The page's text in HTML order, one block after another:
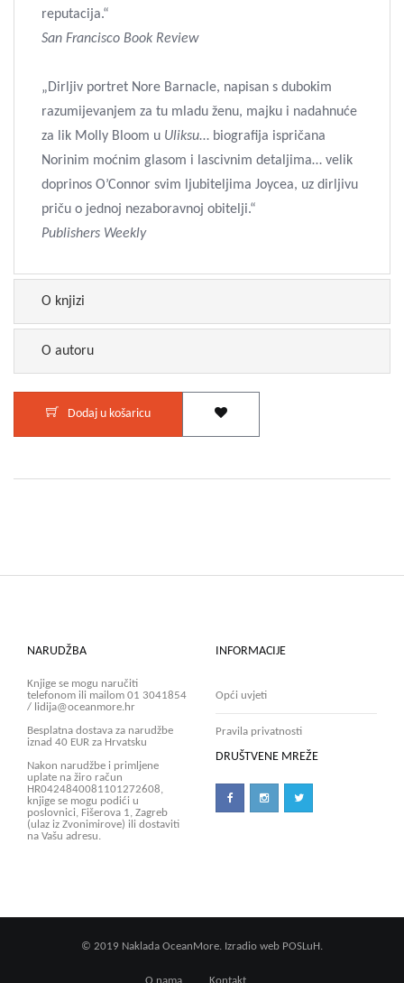
reputacija.“
San Francisco Book Review
„Dirljiv portret Nore Barnacle, napisan s dubokim
razumijevanjem za tu mladu ženu, majku i nadahnuće
za lik Molly Bloom u Uliksu… biografija ispričana
Norinim moćnim glasom i lascivnim detaljima… velik
doprinos O’Connor svim ljubiteljima Joycea, uz dirljivu
priču o jednoj nezaboravnoj obitelji.“
Publishers Weekly
O knjizi
O autoru
Dodaj u košaricu
NARUDŽBA
Knjige se mogu naručiti
telefonom ili mailom 01 3041854
/ lidija@oceanmore.hr
Besplatna dostava za narudžbe
iznad 40 EUR za Hrvatsku
Nakon narudžbe i primljene
uplate na žiro račun
HR0424840081101272608,
knjige se mogu podići u
poslovnici, Fišerova 1, Zagreb
(ulaz iz Zvonimirove) ili dostaviti
na Vašu adresu.
INFORMACIJE
Opći uvjeti
Pravila privatnosti
DRUŠTVENE MREŽE
© 2019 Naklada OceanMore. Izradio web POSLuH.